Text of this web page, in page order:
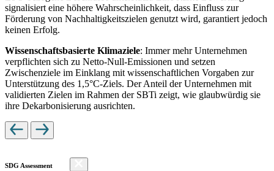
signalisiert eine höhere Wahrscheinlichkeit, dass Einfluss zur
Förderung von Nachhaltigkeitszielen genutzt wird, garantiert jedoch
keinen Erfolg.
Wissenschaftsbasierte Klimaziele: Immer mehr Unternehmen
verpflichten sich zu Netto-Null-Emissionen und setzen
Zwischenziele im Einklang mit wissenschaftlichen Vorgaben zur
Unterstützung des 1,5°C-Ziels. Der Anteil der Unternehmen mit
validierten Zielen im Rahmen der SBTi zeigt, wie glaubwürdig sie
ihre Dekarbonisierung ausrichten.
SDG Assessment